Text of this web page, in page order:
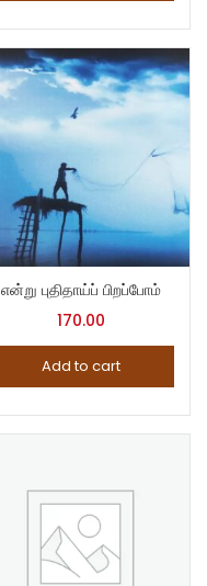
என்று புதிதாய்ப் பிறப்போம்
170.00
Add to cart